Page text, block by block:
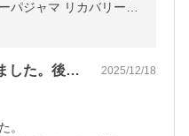
パジャマ リカバリーウ
ディース メンズ テンシ
父の誕生日にプレゼントしました。後日使… 2025/12/18
。